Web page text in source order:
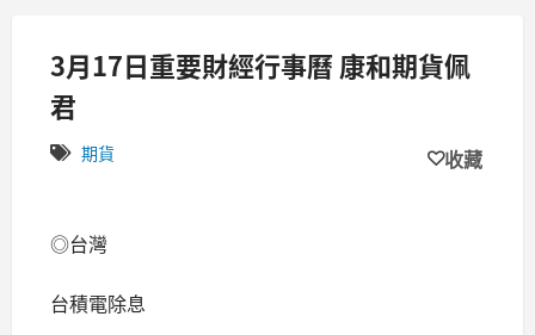
3月17日重要財經行事曆 康和期貨佩
君
期貨 收藏
◎台灣
台積電除息